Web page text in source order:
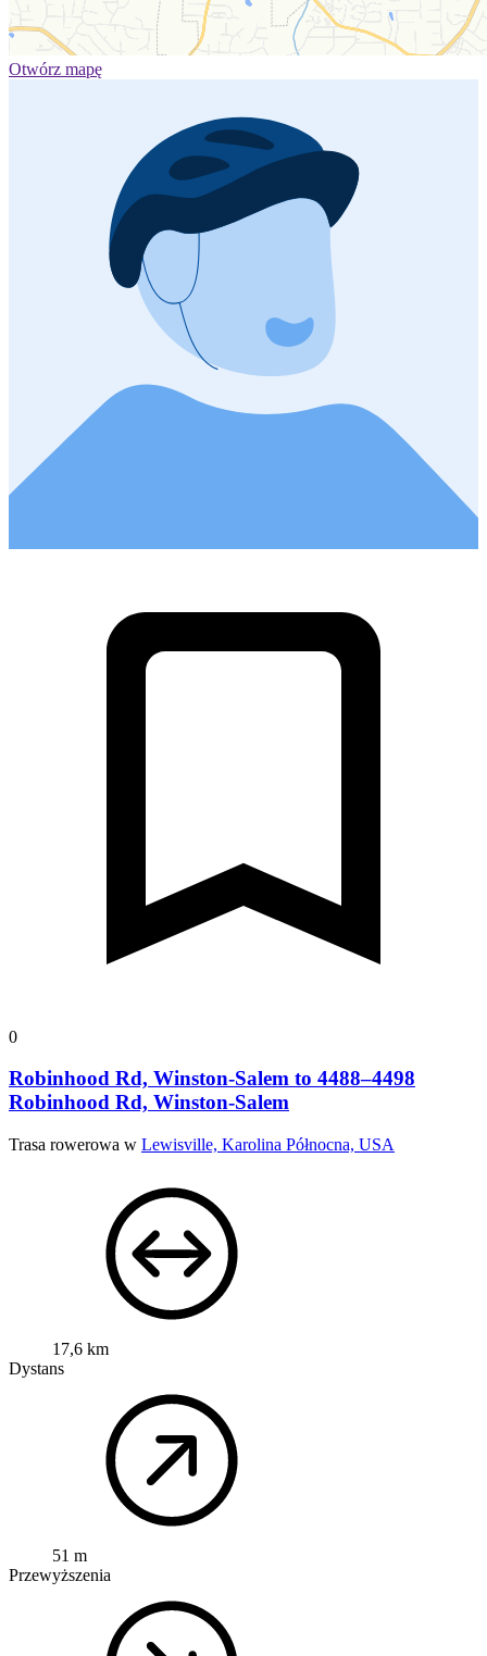
Otwórz mapę
0
Robinhood Rd, Winston-Salem to 4488–4498
Robinhood Rd, Winston-Salem
Trasa rowerowa w Lewisville, Karolina Północna, USA
17,6 km
Dystans
51 m
Przewyższenia